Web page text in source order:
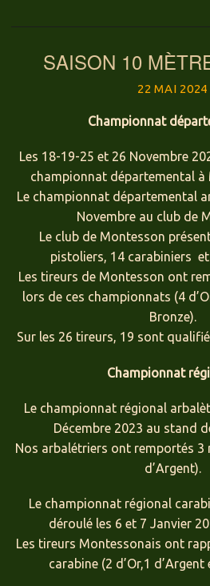
SAISON 10
22 MAI 2024
Championnat
Les 18-19-25 et 26 Novembre
championnat départemental à
Le championnat départemental
Novembre au club de
Le club de Montesson
pistoliers, 14 carabiniers
Les tireurs de Montesson ont
lors de ces championnats (4
Bronze).
Sur les 26 tireurs, 19 sont
Championnat
Le championnat régional
Décembre 2023 au stand
Nos arbalétriers ont remportés 3
d’Argent).
Le championnat régional
déroulé les 6 et 7 Janvier
Les tireurs Montessonais ont
carabine (2 d’Or,1 d’Argent